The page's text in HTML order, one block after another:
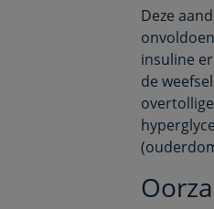
Deze
insuline
de